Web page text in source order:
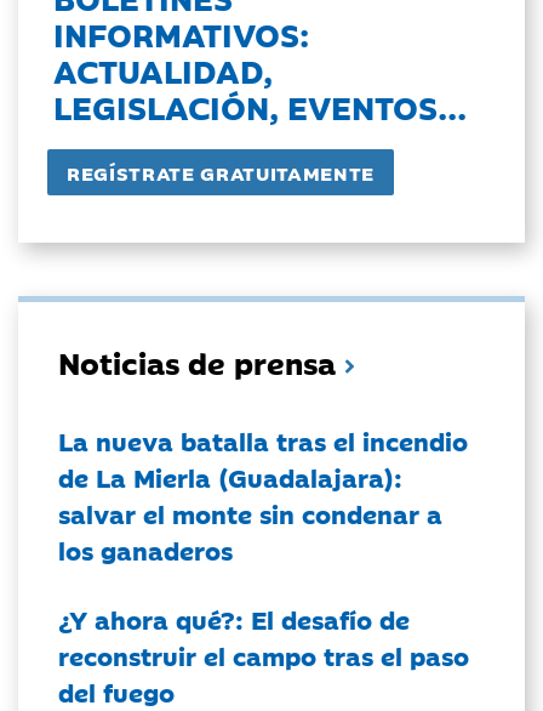
INFORMATIVOS:
ACTUALIDAD,
LEGISLACIÓN, EVENTOS...
Noticias de prensa
La nueva batalla tras el incendio
de La Mierla (Guadalajara):
salvar el monte sin condenar a
los ganaderos
¿Y ahora qué?: El desafío de
reconstruir el campo tras el paso
del fuego